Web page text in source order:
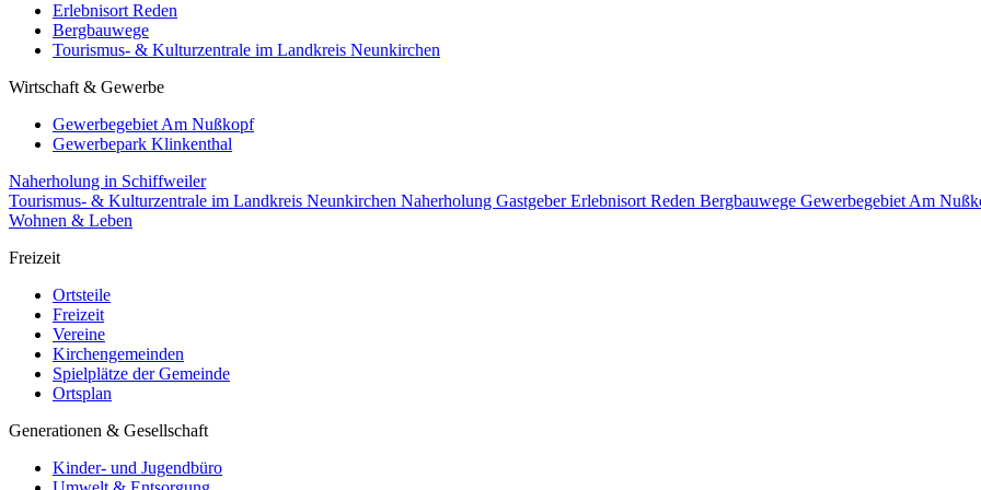
Erlebnisort Reden
Bergbauwege
Tourismus- & Kulturzentrale im Landkreis Neunkirchen
Wirtschaft & Gewerbe
Gewerbegebiet Am Nußkopf
Gewerbepark Klinkenthal
Naherholung in Schiffweiler
Tourismus- & Kulturzentrale im Landkreis Neunkirchen Naherholung GastgeberErlebnisort Reden Bergbauwege Gewerbegebiet Am
Wohnen & Leben
Freizeit
Ortsteile
Freizeit
Vereine
Kirchengemeinden
Spielplätze der Gemeinde
Ortsplan
Generationen & Gesellschaft
Kinder- und Jugendbüro